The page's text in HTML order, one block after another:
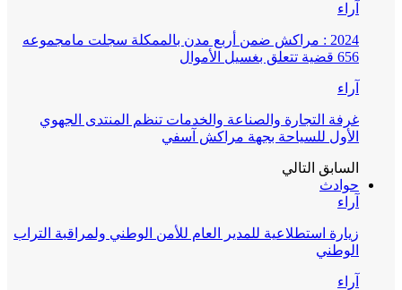
آراء
2024 : مراكش ضمن أربع مدن بالممكلة سجلت مامجموعه
656 قضية تتعلق بغسيل الأموال
آراء
غرفة التجارة والصناعة والخدمات تنظم المنتدى الجهوي
الأول للسياحة بجهة مراكش آسفي
السابق التالي
حوادث
آراء
زيارة استطلاعية للمدير العام للأمن الوطني ولمراقبة التراب
الوطني
آراء